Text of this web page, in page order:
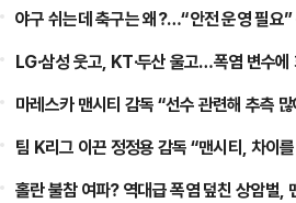
야구 쉬는데 축구는 왜?…“안전 운영 필요”
LG·삼성 웃고, KT·두산 울고…폭염 변수에
마레스카 맨시티 감독 “선수 관련해 추측
팀 K리그 이끈 정정용 감독 “맨시티, 차이
홀란 불참 여파? 역대급 폭염 덮친 상암벌,